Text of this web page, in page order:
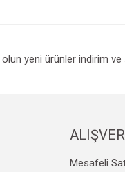
bulunuyor.
olun yeni ürünler indirim
Mesafeli